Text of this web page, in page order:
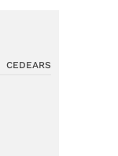
CEDEARS